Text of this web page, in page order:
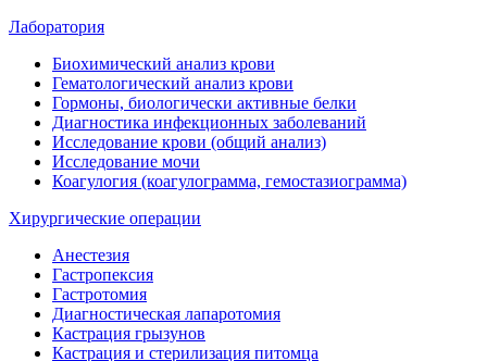
Лаборатория
Биохимический анализ крови
Гематологический анализ крови
Гормоны, биологически активные белки
Диагностика инфекционных заболеваний
Исследование крови (общий анализ)
Исследование мочи
Коагулогия (коагулограмма, гемостазиограмма)
Хирургические операции
Анестезия
Гастропексия
Гастротомия
Диагностическая лапаротомия
Кастрация грызунов
Кастрация и стерилизация питомца